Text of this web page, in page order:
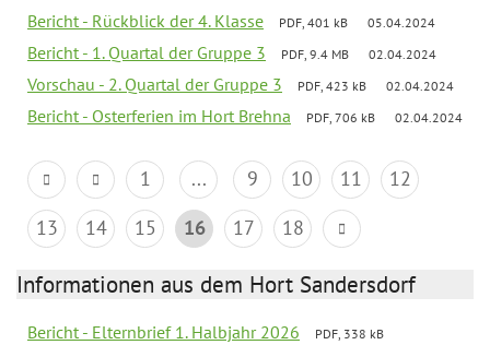
Bericht - Rückblick der 4. Klasse PDF, 401 kB 05.04.2024
Bericht - 1. Quartal der Gruppe 3 PDF, 9.4 MB 02.04.2024
Vorschau - 2. Quartal der Gruppe 3 PDF, 423 kB 02.04.2024
Bericht - Osterferien im Hort Brehna PDF, 706 kB 02.04.2024
1 ... 9 10 11
12
13
14 15 16 17 18
Informationen aus dem Hort Sandersdorf
Bericht - Elternbrief 1. Halbjahr 2026
PDF, 338 kB